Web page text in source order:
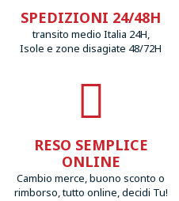
SPEDIZIONI 24/48H
transito medio Italia 24H,
Isole e zone disagiate 48/72H
RESO SEMPLICE
ONLINE
Cambio merce, buono sconto o
rimborso, tutto online, decidi Tu!